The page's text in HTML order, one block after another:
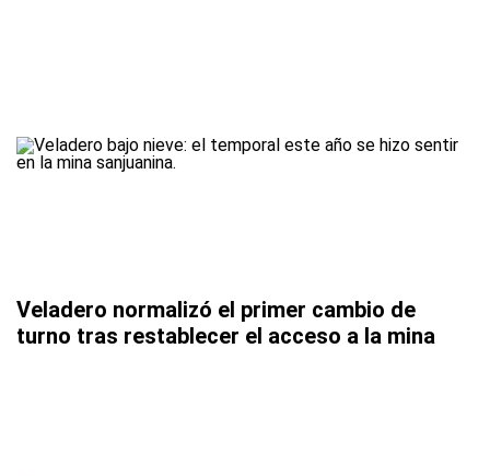
Veladero normalizó el primer cambio de
turno tras restablecer el acceso a la mina